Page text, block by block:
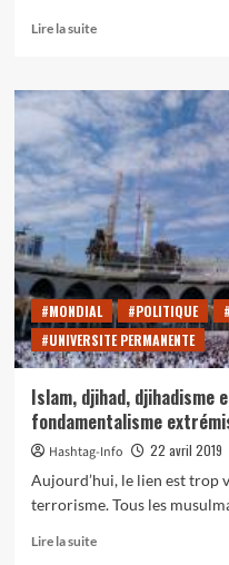
Lire la suiteEn
sur
Islamisme
:
les
zones
géographiques
où
sont
implantés
les
groupes
terroristes
#MONDIAL #POLITIQUE
#UNIVERSITE PERMANENTE
Islam, djihad,
fondamentalisme
Hashtag-Info
22 avril 2019
Aujourd’hui, le lien est trop
terrorisme. Tous les
Lire la suiteEn